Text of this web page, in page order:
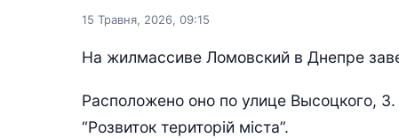
15 Травня, 2026, 09:15
На жилмассиве Ломовский в Днепре
Расположено оно по улице Высоцкого,
“Розвиток територій міста”.